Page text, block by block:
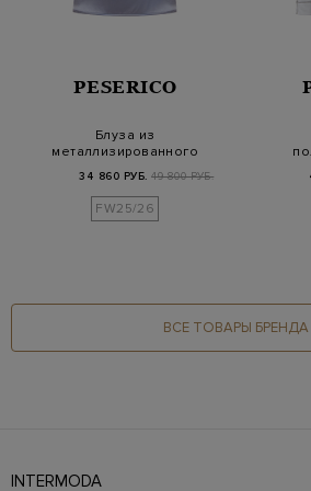
PESERICO
Блуза из
металлизированного
Punto Lu…
34 860 РУБ. 49 800 РУБ.
FW25/26
ВСЕ ТОВАРЫ БРЕНДА
INTERMODA